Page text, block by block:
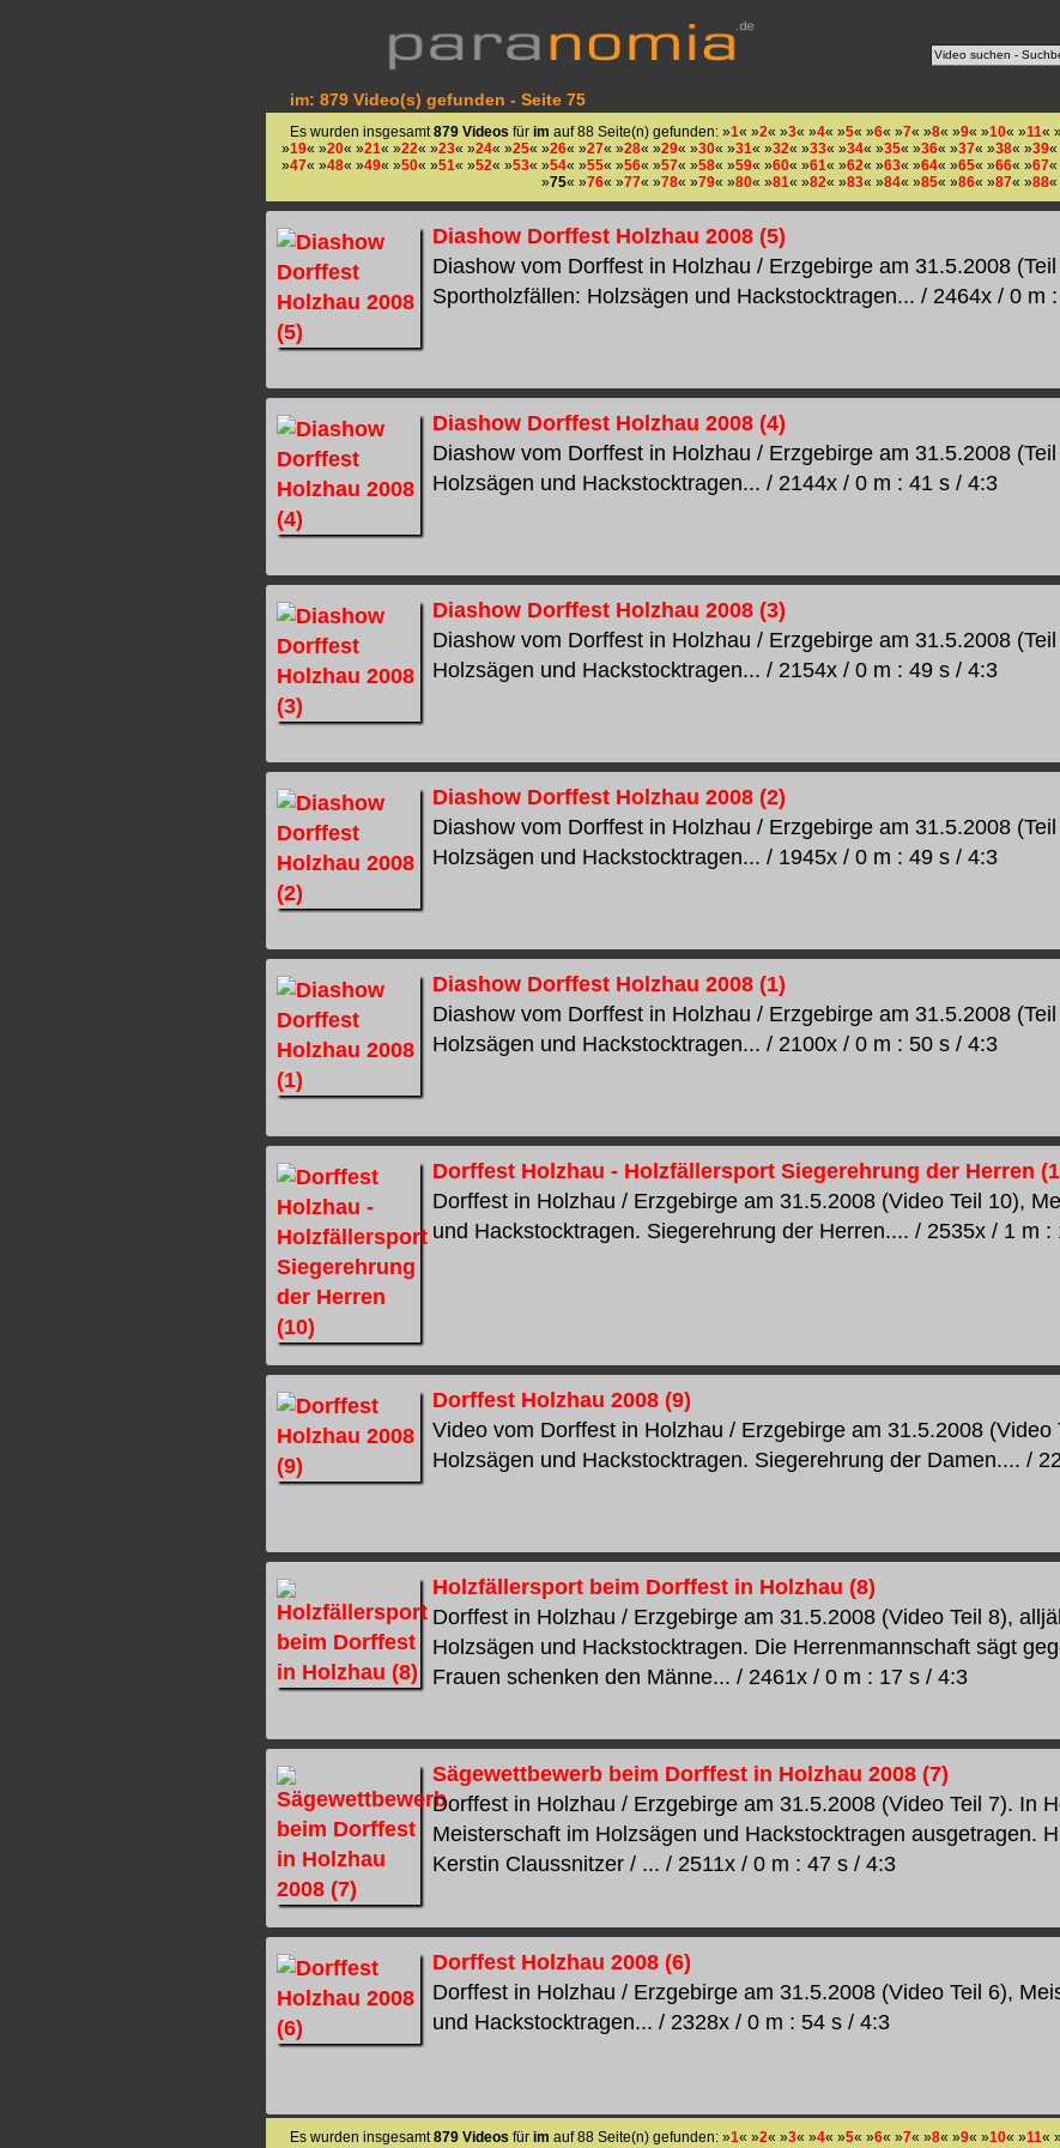
im: 879 Video(s) gefunden - Seite 75
Es wurden insgesamt879 Videos für im auf 88 Seite(n) gefunden: »1« »2« »3« »4« »5« »6« »7« »8« »9« »10« »11«
»19« »20« »21« »22« »23« »24« »25« »26« »27« »28« »29« »30« »31« »32« »33« »34« »35« »36« »37« »38« »39«
»47« »48« »49« »50« »51« »52« »53« »54« »55« »56« »57« »58« »59« »60« »61« »62« »63« »64« »65« »66« »67«
»75« »76« »77« »78« »79« »80« »81« »82« »83« »84« »85« »86« »87« »88«
Diashow Dorffest Holzhau 2008 (5)
Diashow vom Dorffest in Holzhau / Erzgebirge am 31.5.2008
Sportholzfällen: Holzsägen und Hackstocktragen... / 2464x / 0 m
Diashow Dorffest Holzhau 2008 (4)
Diashow vom Dorffest in Holzhau / Erzgebirge am 31.5.2008
Holzsägen und Hackstocktragen... / 2144x / 0 m : 41 s / 4:3
Diashow Dorffest Holzhau 2008 (3)
Diashow vom Dorffest in Holzhau / Erzgebirge am 31.5.2008
Holzsägen und Hackstocktragen... / 2154x / 0 m : 49 s / 4:3
Diashow Dorffest Holzhau 2008 (2)
Diashow vom Dorffest in Holzhau / Erzgebirge am 31.5.2008
Holzsägen und Hackstocktragen... / 1945x / 0 m : 49 s / 4:3
Diashow Dorffest Holzhau 2008 (1)
Diashow vom Dorffest in Holzhau / Erzgebirge am 31.5.2008
Holzsägen und Hackstocktragen... / 2100x / 0 m : 50 s / 4:3
Dorffest Holzhau - Holzfällersport Siegerehrung der Herren
Dorffest in Holzhau / Erzgebirge am 31.5.2008 (Video Teil 10),
und Hackstocktragen. Siegerehrung der Herren.... / 2535x / 1 m :
Dorffest Holzhau 2008 (9)
Video vom Dorffest in Holzhau / Erzgebirge am 31.5.2008 (Video
Holzsägen und Hackstocktragen. Siegerehrung der Damen.... /
Holzfällersport beim Dorffest in Holzhau (8)
Dorffest in Holzhau / Erzgebirge am 31.5.2008 (Video Teil 8),
Holzsägen und Hackstocktragen. Die Herrenmannschaft sägt
Frauen schenken den Männe... / 2461x / 0 m : 17 s / 4:3
Sägewettbewerb beim Dorffest in Holzhau 2008 (7)
Dorffest in Holzhau / Erzgebirge am 31.5.2008 (Video Teil 7). In
Meisterschaft im Holzsägen und Hackstocktragen ausgetragen.
Kerstin Claussnitzer / ... / 2511x / 0 m : 47 s / 4:3
Dorffest Holzhau 2008 (6)
Dorffest in Holzhau / Erzgebirge am 31.5.2008 (Video Teil 6),
und Hackstocktragen... / 2328x / 0 m : 54 s / 4:3
Es wurden insgesamt879 Videos für im auf 88 Seite(n) gefunden: »1« »2« »3« »4« »5« »6« »7« »8« »9« »10« »11«